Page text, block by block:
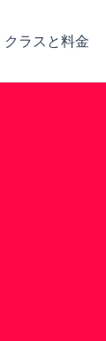
クラスと料金